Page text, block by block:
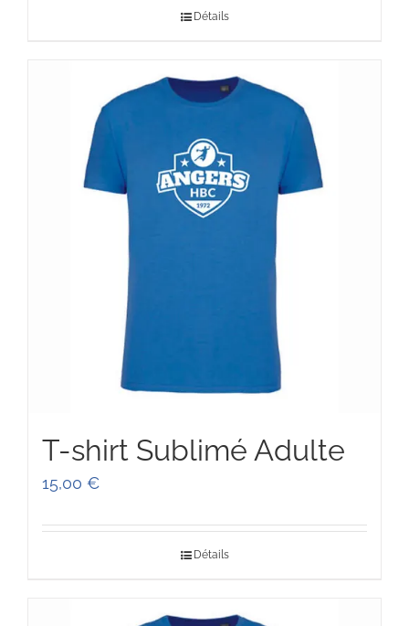
49,00 €
Détails
T-shirt Sublimé Adulte
15,00 €
Détails